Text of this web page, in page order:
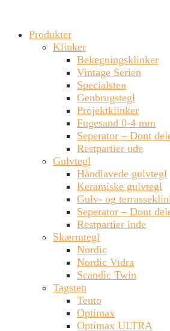
Produkter
Klinker
Belægningsklinker
Vintage Serien
Specialsten
Genbrugstegl
Projektklinker
Fugesand 0-4 mm
Seperator – Dont
Restpartier ude
Gulvtegl
Håndlavede gulvtegl
Keramiske gulvtegl
Gulv- og
Seperator – Dont
Restpartier inde
Skærmtegl
Nordic
Nordic Vidra
Scandic Twin
Tagsten
Teuto
Optimax
Optimax ULTRA